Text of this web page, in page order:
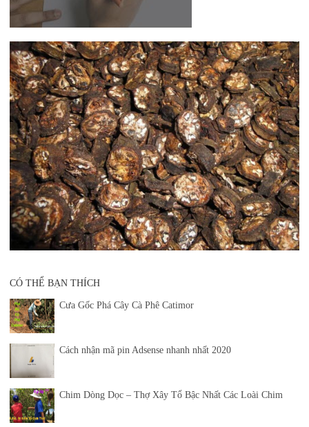
CÓ THỂ BẠN THÍCH
Cưa Gốc Phá Cây Cà Phê Catimor
Cách nhận mã pin Adsense nhanh nhất 2020
Chim Dòng Dọc – Thợ Xây Tổ Bậc Nhất Các Loài Chim